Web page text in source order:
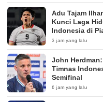
Adu Tajam
Kunci Laga
Indonesia di
3 jam yang lalu
John
Timnas
Semifinal
6 jam yang lalu